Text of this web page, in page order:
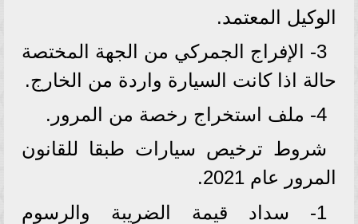
الوكيل المعتمد.
3- الإفراج الجمركي من الجهة المختصة
حالة اذا كانت السيارة واردة من الخارج.
4- ملف استخراج رخصة من المرور.
شروط ترخيص سيارات طبقا للقانون
المرور عام 2021.
1- سداد قيمة الضريبة والرسوم